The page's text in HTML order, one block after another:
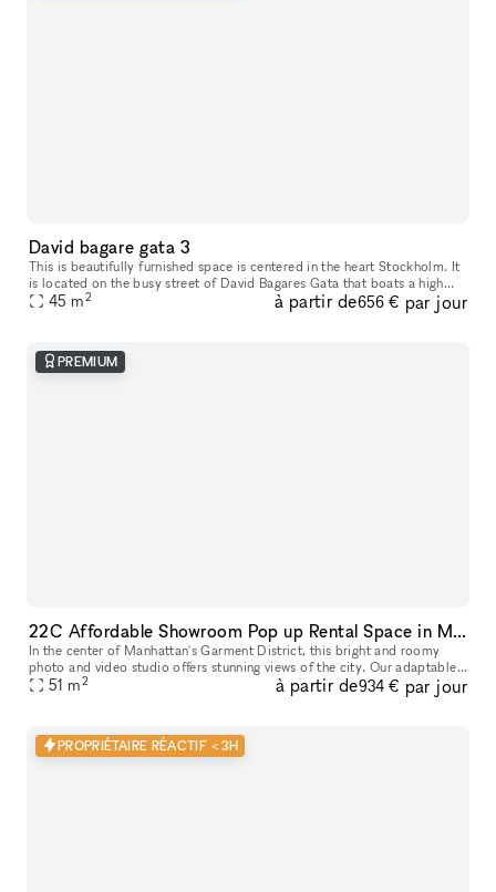
David bagare gata 3
This is beautifully furnished space is centered in the heart Stockholm. It
is located on the busy street of David Bagares Gata that boats a high
footfall. This space is shared with IT consultants,
45 m2 à partir de656 € par jour
PREMIUM
22C Affordable Showroom Pop up Rental Space in Manhattan
In the center of Manhattan's Garment District, this bright and roomy
photo and video studio offers stunning views of the city. Our adaptable
venue is tastefully furnished to accommodate a broad varie
51 m2 à partir de934 € par jour
PROPRIÉTAIRE RÉACTIF < 3H